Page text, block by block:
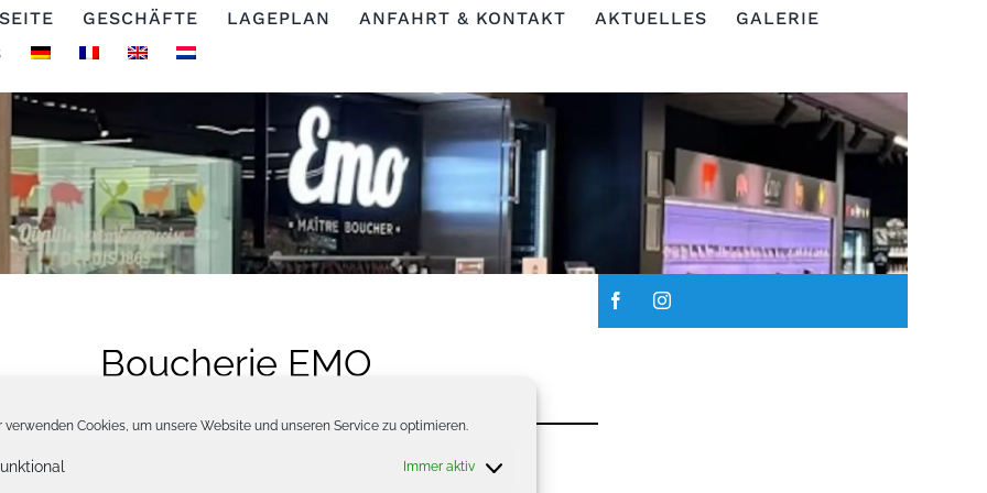
verwenden Cookies, um unsere Website und unseren Service zu optimieren.
Immer aktiv
GESCHÄFTE LAGEPLAN ANFAHRT & KONTAKT AKTUELLES
GALERIE
Boucherie EMO